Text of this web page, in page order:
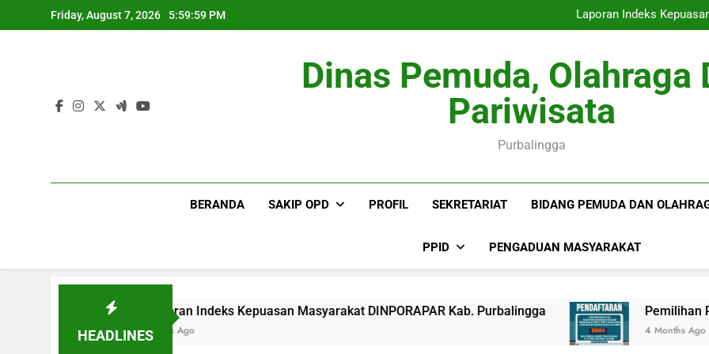
to
Friday, August 7, 2026 6:00:00 PM
Laporan Indeks
Pemilihan Pihak Ketiga
Laporan Indeks
Pemilihan Pihak Ketiga
Tempat Khusus
Puluhan Pengelola
Dinas Pemuda, Olahraga
Pariwisata
Purbalingga
BERANDA SAKIP OPD PROFIL SEKRETARIAT BIDANG PEMUDA DAN
PPID PENGADUAN MASYARAKAT
HEADLINES
Laporan Indeks Kepuasan Masyarakat DINPORAPAR Kab. Purbalingga
2 Days Ago
Pemilihan
4 Months Ago